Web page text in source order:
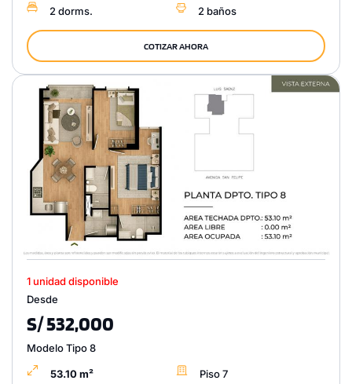
2 dorms. 2 baños
COTIZAR AHORA
1 unidad disponible
Desde
S/ 532,000
Modelo Tipo 8
53.10 m² Piso 7